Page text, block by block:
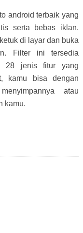
android terbaik yang
serta bebas iklan.
di layar dan buka
Filter ini tersedia
28 jenis fitur yang
kamu bisa dengan
atau
kamu.